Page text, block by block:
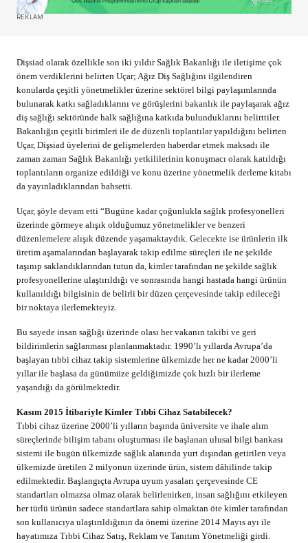
REKLAM
Dişsiad olarak özellikle son iki yıldır Sağlık Bakanlığı ile iletişime çok
önem verdiklerini belirten Uçar; Ağız Diş Sağlığını ilgilendiren
konularda çeşitli yönetmelikler üzerine sektörel bilgi paylaşımlarında
bulunarak katkı sağladıklarını ve görüşlerini bakanlık ile paylaşarak ağız
diş sağlığı sektöründe halk sağlığına katkıda bulunduklarını belirttiler.
Bakanlığın çeşitli birimleri ile de düzenli toplantılar yapıldığını belirten
Uçar, Dişsiad üyelerini de gelişmelerden haberdar etmek maksadı ile
zaman zaman Sağlık Bakanlığı yetkililerinin konuşmacı olarak katıldığı
toplantıların organize edildiği ve konu üzerine yönetmelik derleme kitabı
da yayınladıklarından bahsetti.
Uçar, şöyle devam etti “Bugüne kadar çoğunlukla sağlık profesyonelleri
üzerinde görmeye alışık olduğumuz yönetmelikler ve benzeri
düzenlemelere alışık düzende yaşamaktaydık. Gelecekte ise ürünlerin ilk
üretim aşamalarından başlayarak takip edilme süreçleri ile ne şekilde
taşınıp saklandıklarından tutun da, kimler tarafından ne şekilde sağlık
profesyonellerine ulaştırıldığı ve sonrasında hangi hastada hangi ürünün
kullanıldığı bilgisinin de belirli bir düzen çerçevesinde takip edileceği
bir noktaya ilerlemekteyiz.
Bu sayede insan sağlığı üzerinde olası her vakanın takibi ve geri
bildirimlerin sağlanması planlanmaktadır. 1990’lı yıllarda Avrupa’da
başlayan tıbbi cihaz takip sistemlerine ülkemizde her ne kadar 2000’li
yıllar ile başlasa da günümüze geldiğimizde çok hızlı bir ilerleme
yaşandığı da görülmektedir.
Kasım 2015 İtibariyle Kimler Tıbbi Cihaz Satabilecek?
Tıbbi cihaz üzerine 2000’li yılların başında üniversite ve ihale alım
süreçlerinde bilişim tabanı oluşturması ile başlanan ulusal bilgi bankası
sistemi ile bugün ülkemizde sağlık alanında yurt dışından getirilen veya
ülkemizde üretilen 2 milyonun üzerinde ürün, sistem dâhilinde takip
edilmektedir. Başlangıçta Avrupa uyum yasaları çerçevesinde CE
standartları olmazsa olmaz olarak belirlenirken, insan sağlığını etkileyen
her türlü ürünün sadece standartlara sahip olmaktan öte kimler tarafından
son kullanıcıya ulaştırıldığının da önemi üzerine 2014 Mayıs ayı ile
hayatımıza Tıbbi Cihaz Satış, Reklam ve Tanıtım Yönetmeliği girdi.